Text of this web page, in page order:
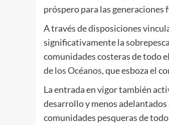
próspero para las generaciones
A través de disposiciones
significativamente la
comunidades costeras de todo
de los Océanos,que esboza el
La entrada en vigor también
desarrollo y menos
comunidades pesqueras de